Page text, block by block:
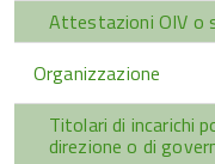
Attestazioni OIV o
Organizzazione
Titolari di incarichi
direzione o di